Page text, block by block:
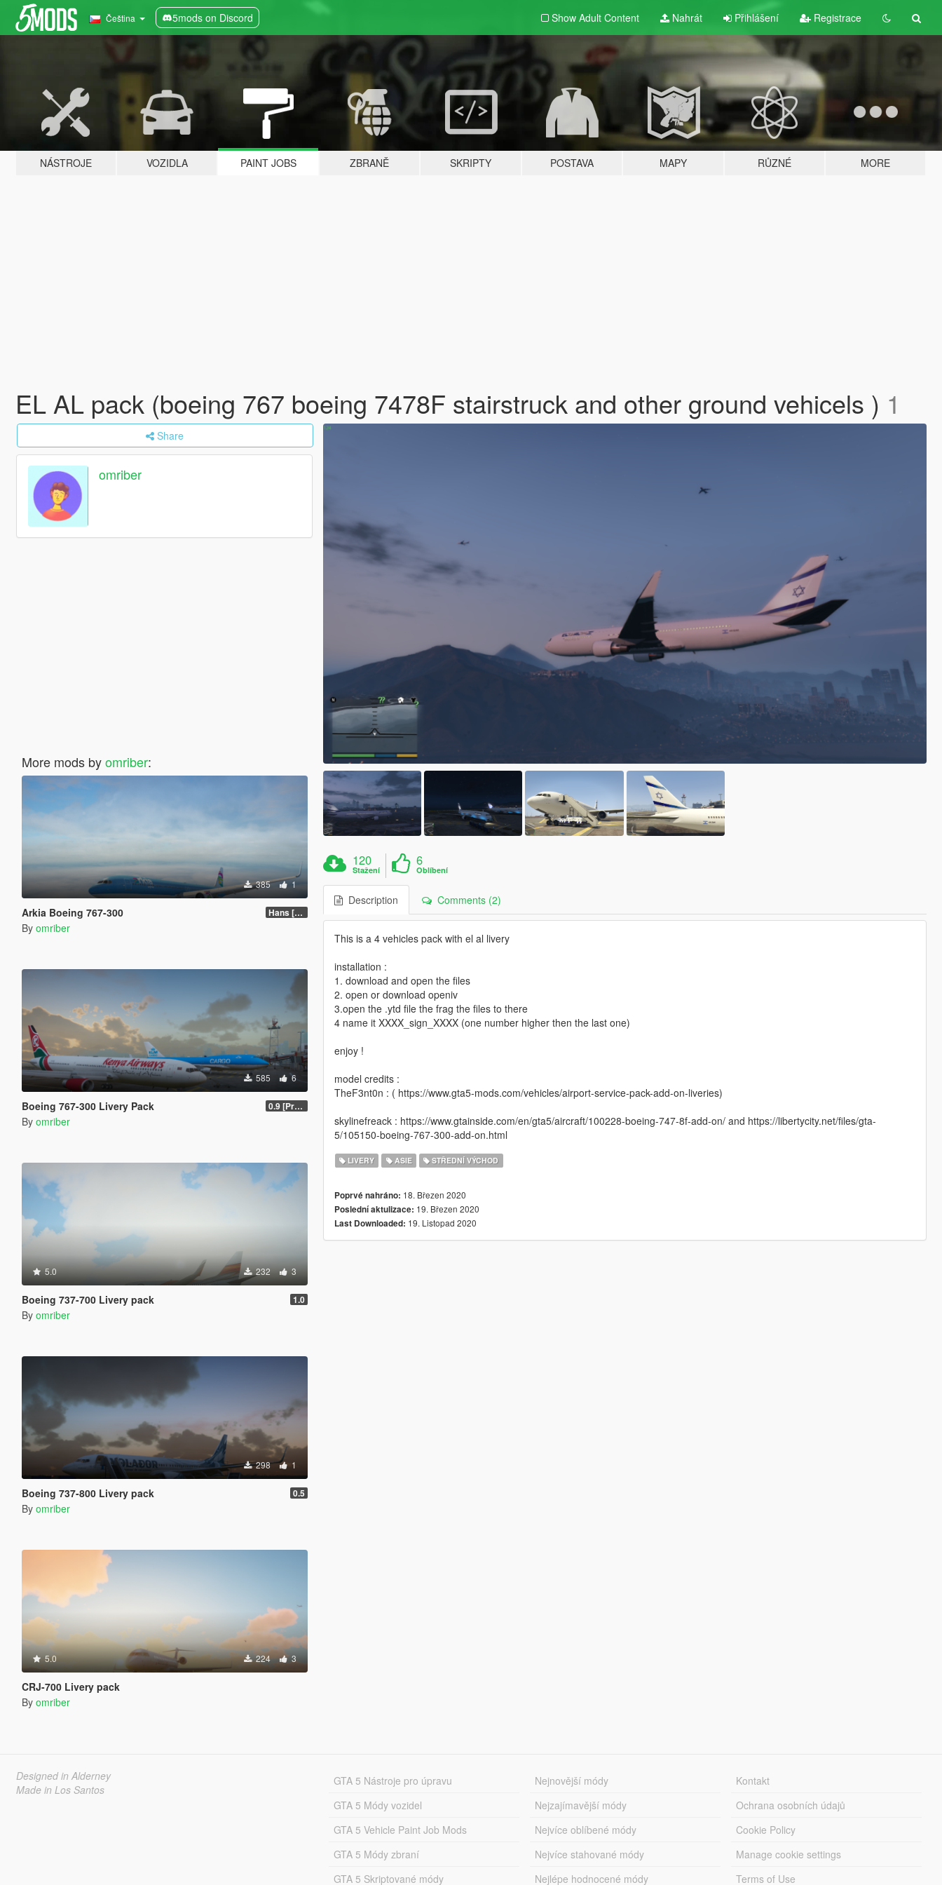
Čeština 5mods on Discord Show Adult Content Nahrát Přihlášení Registrace
NÁSTROJE VOZIDLA PAINT JOBS ZBRANĚ SKRIPTY POSTAVA MAPY RŮZNÉ MORE
EL AL pack (boeing 767 boeing 7478F stairstruck and other ground vehicels ) 1
Share
omriber
More mods byomriber:
385 1
Arkia Boeing 767-300 Hans [Updated]
By omriber
585 6
Boeing 767-300 Livery Pack 0.9 [Pre-Release]
By omriber
5.0 232 3
Boeing 737-700 Livery pack 1.0
By omriber
298 1
Boeing 737-800 Livery pack 0.5
By omriber
5.0 224 3
CRJ-700 Livery pack
By omriber
120
Stažení
6
Oblíbení
Description Comments (2)
This is a 4 vehicles pack with el al livery
installation :
1. download and open the files
2. open or download openiv
3.open the .ytd file the frag the files to there
4 name it XXXX_sign_XXXX (one number higher then the last one)
enjoy !
model credits :
TheF3nt0n : ( https://www.gta5-mods.com/vehicles/airport-service-pack-add-on-liveries)
skylinefreack : https://www.gtainside.com/en/gta5/aircraft/100228-boeing-747-8f-add-on/ and https://libertycity.net/files/gta-
5/105150-boeing-767-300-add-on.html
LIVERY ASIE STŘEDNÍ VÝCHOD
Poprvé nahráno: 18. Březen 2020
Poslední aktulizace: 19. Březen 2020
Last Downloaded: 19. Listopad 2020
Designed in Alderney
Made in Los Santos
GTA 5 Nástroje pro úpravu
GTA 5 Módy vozidel
GTA 5 Vehicle Paint Job Mods
GTA 5 Módy zbraní
GTA 5 Skriptované módy
Nejnovější módy
Nejzajímavější módy
Nejvíce oblíbené módy
Nejvíce stahované módy
Nejlépe hodnocené módy
Kontakt
Ochrana osobních údajů
Cookie Policy
Manage cookie settings
Terms of Use